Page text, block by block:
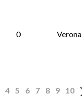
0 Verona
4 5 6 7 8 9 10